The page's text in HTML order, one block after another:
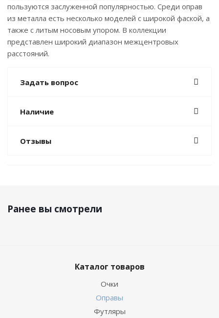
пользуются заслуженной популярностью. Среди оправ
из металла есть несколько моделей с широкой фаской, а
также с литым носовым упором. В коллекции
представлен широкий диапазон межцентровых
расстояний.
Задать вопрос
Наличие
Отзывы
Ранее вы смотрели
Каталог товаров
Очки
Оправы
Футляры